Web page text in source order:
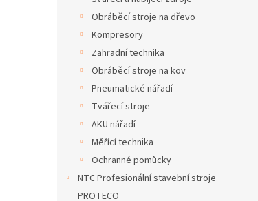
Obráběcí stroje na dřevo
Kompresory
Zahradní technika
Obráběcí stroje na kov
Pneumatické nářadí
Tvářecí stroje
AKU nářadí
Měřící technika
Ochranné pomůcky
NTC Profesionální stavební stroje
PROTECO